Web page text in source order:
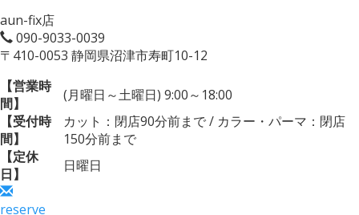
aun-fix店
090-9033-0039
〒410-0053 静岡県沼津市寿町10-12
【営業時
間】
(月曜日～土曜日) 9:00～18:00
【受付時
間】
カット：閉店90分前まで / カラー・パーマ：閉店
150分前まで
【定休
日】
日曜日
reserve